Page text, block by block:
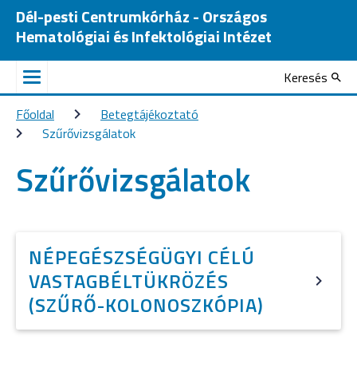
Dél-pesti Centrumkórház - Országos
Hematológiai és Infektológiai Intézet
Keresés
Főoldal
Betegtájékoztató
Szűrővizsgálatok
Szűrővizsgálatok
NÉPEGÉSZSÉGÜGYI CÉLÚ
VASTAGBÉLTÜKRÖZÉS
(SZŰRŐ-KOLONOSZKÓPIA)